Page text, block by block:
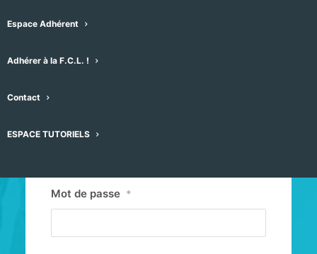
Espace Adhérent
Adhérer à la F.C.L. !
Contact
ESPACE TUTORIELS
Mot de passe *